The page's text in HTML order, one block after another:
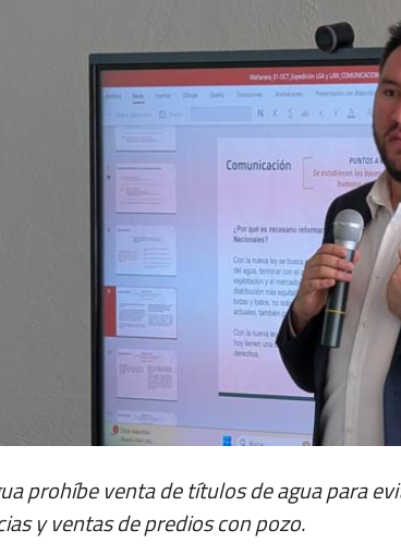
prohíbe venta de títulos de agua para
y ventas de predios con pozo.